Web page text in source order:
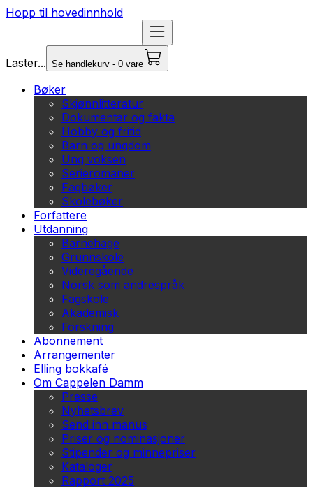
Hopp til hovedinnhold
Laster... Se handlekurv - 0 vare
Bøker
Skjønnlitteratur
Dokumentar og fakta
Hobby og fritid
Barn og ungdom
Ung voksen
Serieromaner
Fagbøker
Skolebøker
Forfattere
Utdanning
Barnehage
Grunnskole
Videregående
Norsk som andrespråk
Fagskole
Akademisk
Forskning
Abonnement
Arrangementer
Elling bokkafé
Om Cappelen Damm
Presse
Nyhetsbrev
Send inn manus
Priser og nominasjoner
Stipender og minnepriser
Kataloger
Rapport 2025